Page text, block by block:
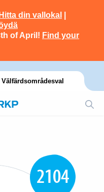
Hitta din vallokal
of April! Find your
Välfärdsområdesval
2104